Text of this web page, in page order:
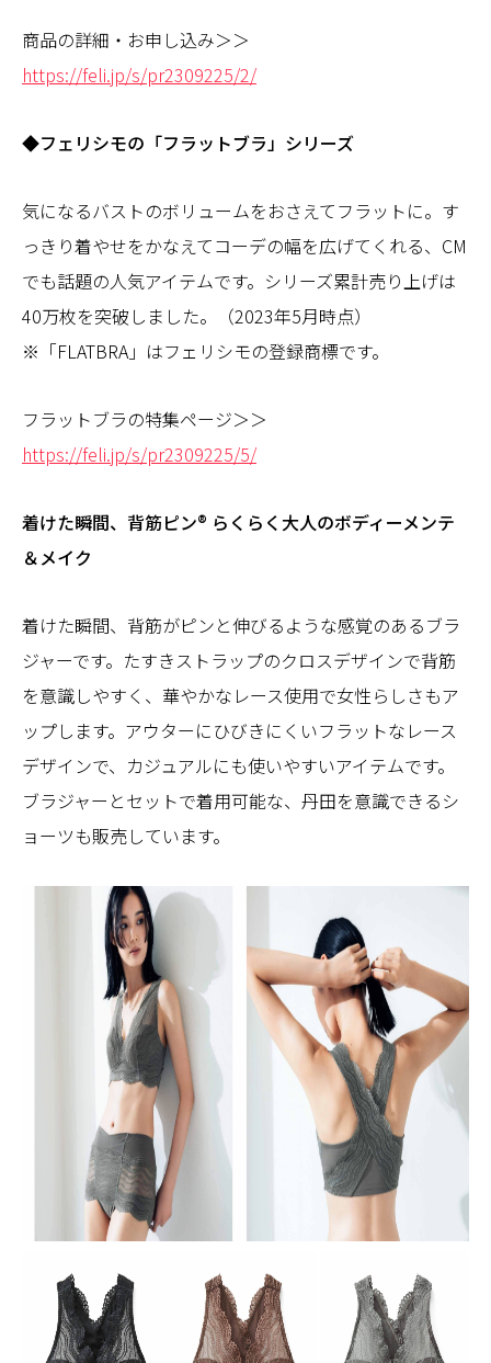
商品の詳細・お申し込み＞＞
https://feli.jp/s/pr2309225/2/
◆フェリシモの「フラットブラ」シリーズ
気になるバストのボリュームをおさえてフラットに。す
っきり着やせをかなえてコーデの幅を広げてくれる、CM
でも話題の人気アイテムです。シリーズ累計売り上げは
40万枚を突破しました。（2023年5月時点）
※「FLATBRA」はフェリシモの登録商標です。
フラットブラの特集ページ＞＞
https://feli.jp/s/pr2309225/5/
着けた瞬間、背筋ピン® らくらく大人のボディーメンテ
＆メイク
着けた瞬間、背筋がピンと伸びるような感覚のあるブラ
ジャーです。たすきストラップのクロスデザインで背筋
を意識しやすく、華やかなレース使用で女性らしさもア
ップします。アウターにひびきにくいフラットなレース
デザインで、カジュアルにも使いやすいアイテムです。
ブラジャーとセットで着用可能な、丹田を意識できるシ
ョーツも販売しています。